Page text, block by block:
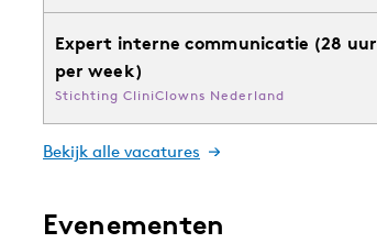
Expert interne communicatie (28 uur
per week)
Stichting CliniClowns Nederland
Bekijk alle vacatures
Evenementen